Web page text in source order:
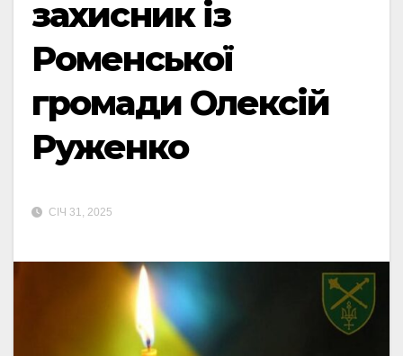
захисник із
Роменської
громади Олексій
Руженко
СІЧ 31, 2025